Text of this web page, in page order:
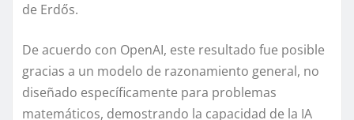
de Erdős.
De acuerdo con OpenAI, este resultado fue posible
gracias a un modelo de razonamiento general, no
diseñado específicamente para problemas
matemáticos, demostrando la capacidad de la IA